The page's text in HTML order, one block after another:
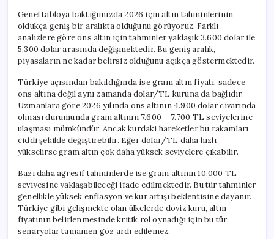
Genel tabloya baktığımızda 2026 için altın tahminlerinin
oldukça geniş bir aralıkta olduğunu görüyoruz. Farklı
analizlere göre ons altın için tahminler yaklaşık 3.600 dolar ile
5.300 dolar arasında değişmektedir. Bu geniş aralık,
piyasaların ne kadar belirsiz olduğunu açıkça göstermektedir.
Türkiye açısından bakıldığında ise gram altın fiyatı, sadece
ons altına değil aynı zamanda dolar/TL kuruna da bağlıdır.
Uzmanlara göre 2026 yılında ons altının 4.900 dolar civarında
olması durumunda gram altının 7.600 – 7.700 TL seviyelerine
ulaşması mümkündür. Ancak kurdaki hareketler bu rakamları
ciddi şekilde değiştirebilir. Eğer dolar/TL daha hızlı
yükselirse gram altın çok daha yüksek seviyelere çıkabilir.
Bazı daha agresif tahminlerde ise gram altının 10.000 TL
seviyesine yaklaşabileceği ifade edilmektedir. Bu tür tahminler
genellikle yüksek enflasyon ve kur artışı beklentisine dayanır.
Türkiye gibi gelişmekte olan ülkelerde döviz kuru, altın
fiyatının belirlenmesinde kritik rol oynadığı için bu tür
senaryolar tamamen göz ardı edilemez.